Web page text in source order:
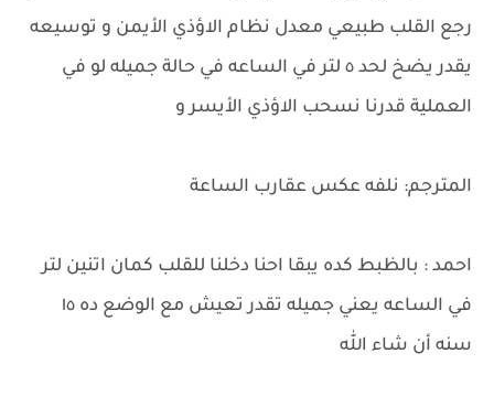
رجع القلب طبيعي معدل نظام الاؤذي الأيمن و توسيعه
يقدر يضخ لحد ٥ لتر في الساعه في حالة جميله لو في
العملية قدرنا نسحب الاؤذي الأيسر و
المترجم: نلفه عكس عقارب الساعة
احمد : بالظبط كده يبقا احنا دخلنا للقلب كمان اتنين لتر
في الساعه يعني جميله تقدر تعيش مع الوضع ده ١٥
سنه أن شاء الله